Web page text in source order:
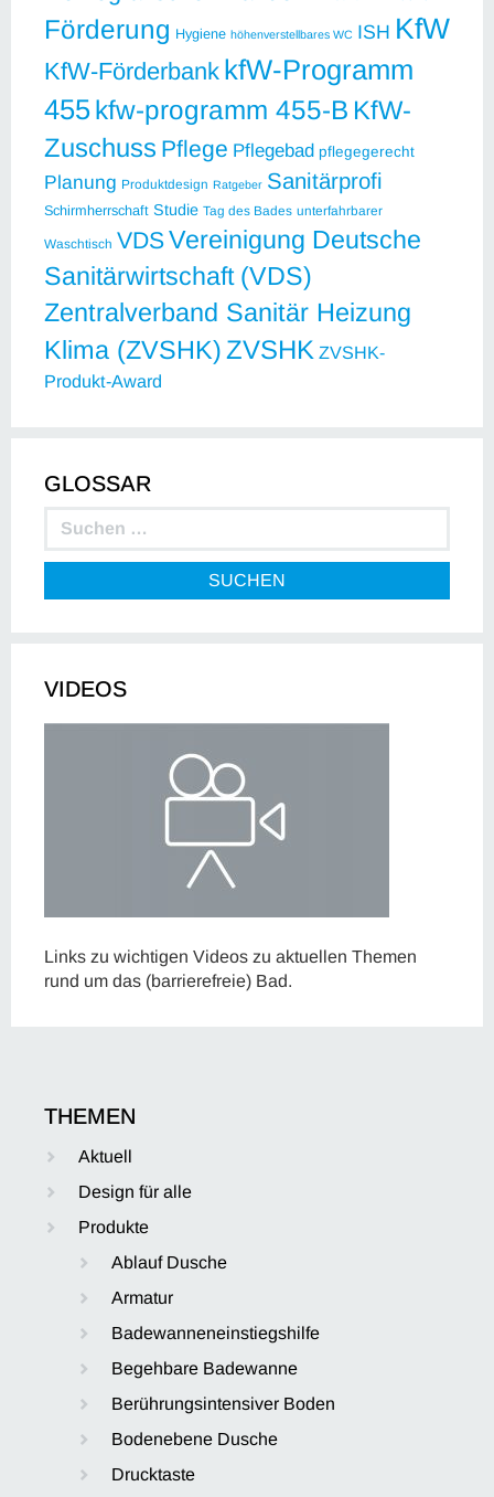
Förderung Hygiene höhenverstellbares WC ISH KfW
KfW-Förderbank kfW-Programm
455kfw-programm 455-B KfW-
Zuschuss Pflege Pflegebad pflegegerecht
Planung Produktdesign Ratgeber Sanitärprofi
Schirmherrschaft Studie Tag des Bades unterfahrbarer
Waschtisch VDSVereinigung Deutsche
Sanitärwirtschaft (VDS)
Zentralverband Sanitär Heizung
Klima (ZVSHK)ZVSHK ZVSHK-
Produkt-Award
GLOSSAR
SUCHEN
VIDEOS
Links zu wichtigen Videos zu aktuellen Themen
rund um das (barrierefreie) Bad.
THEMEN
Aktuell
Design für alle
Produkte
Ablauf Dusche
Armatur
Badewanneneinstiegshilfe
Begehbare Badewanne
Berührungsintensiver Boden
Bodenebene Dusche
Drucktaste